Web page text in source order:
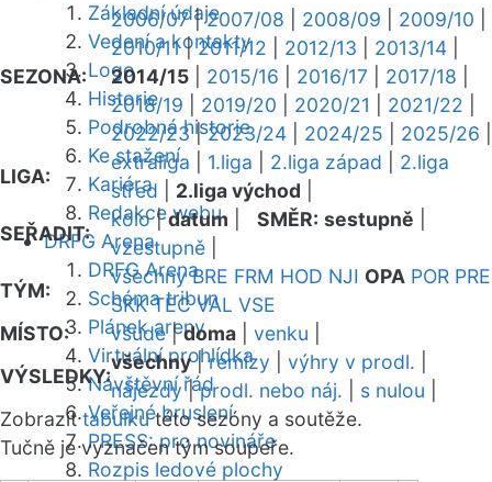
Základní údaje
Vedení a kontakty
Logo
Historie
Podrobná historie
Ke stažení
Kariéra
Redakce webu
DRFG Arena
DRFG Arena
Schéma tribun
Plánek areny
Virtuální prohlídka
Návštěvní řád
Veřejné bruslení
PRESS: pro novináře
Rozpis ledové plochy
SEZONA:
2006/07|2007/08 2008/09 2009/10
2010/11|2011/12 2012/13 2013/14
2014/15
2015/16 2016/17 2017/18
2018/19
2019/20 2020/21 2021/22
2022/23|2023/24 2024/25 2025/26
LIGA:
extraliga 1.liga 2.liga západ
2.liga
střed
2.liga východ
SEŘADIT:
kolo|datum SMĚR: sestupně
vzestupně
TÝM:
všechny BRE FRM HOD NJI OPA POR PRE
SKK TEC VAL VSE
MÍSTO:
všude|doma venku
VÝSLEDKY:
všechny|remízy výhry v prodl.
nájezdy|prodl. nebo náj. s nulou
Zobrazittabulkutéto sezóny a soutěže.
Tučně je vyznačen tým soupeře.